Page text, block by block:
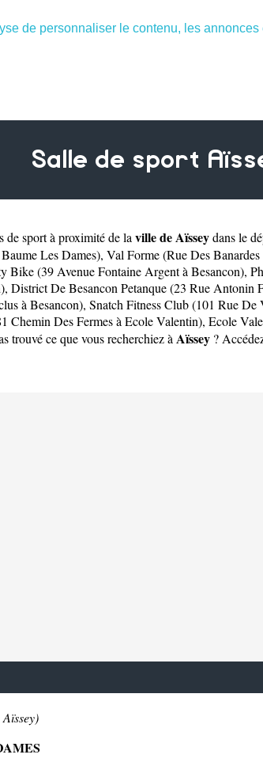
de personnaliser le contenu, les annonces
Salle de sport
de sport à proximité de la ville de Aïsseydans le
Les Dames), Val Forme (Rue Des
Bike (39 Avenue Fontaine Argent à Besancon),
, District De Besancon Petanque (23 Rue Antonin
à Besancon), Snatch Fitness Club (101 Rue De
Chemin Des Fermes à Ecole Valentin), Ecole
trouvé ce que vous recherchiez à Aïssey ?